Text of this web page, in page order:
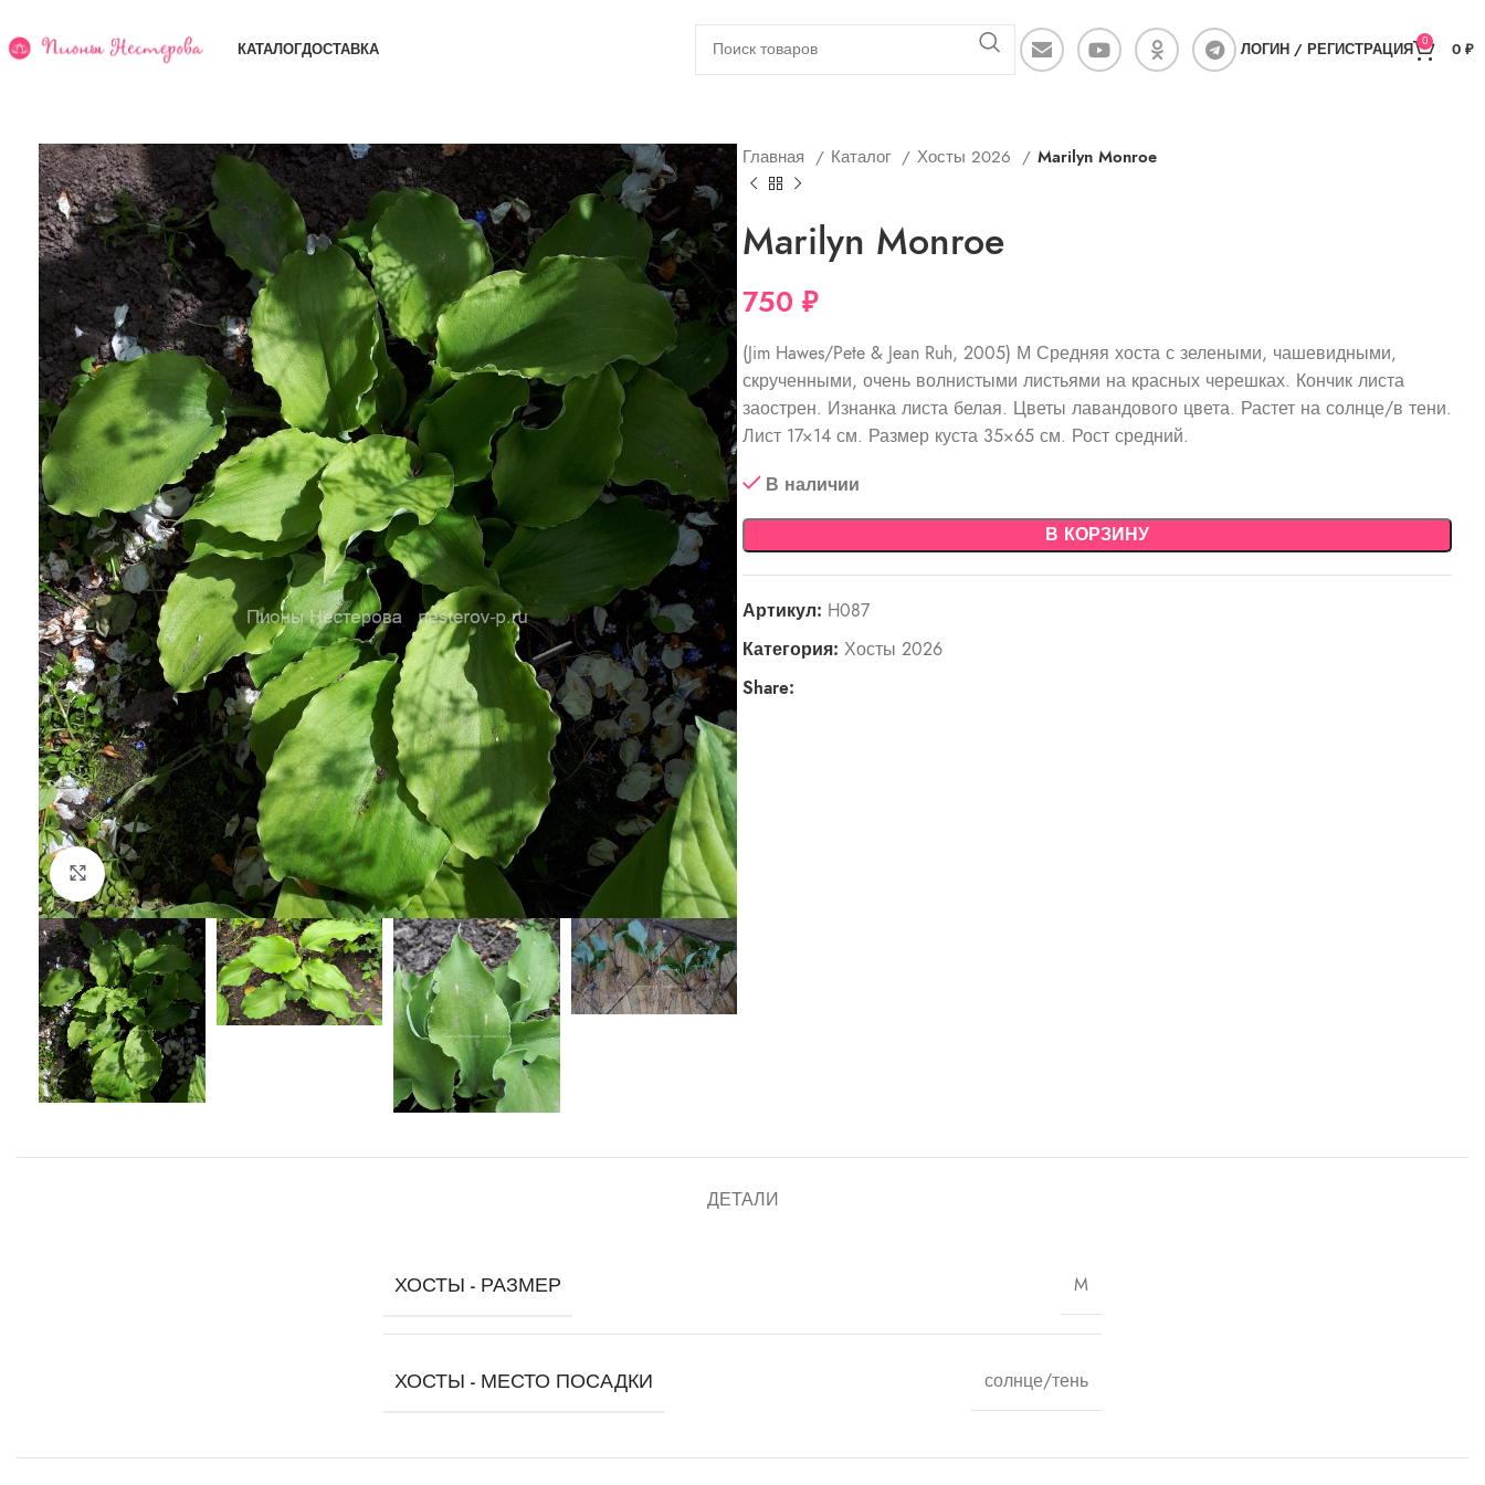
КАТАЛОГДОСТАВКА ЛОГИН / РЕГИСТРАЦИЯ 0 0 ₽
Увеличить
Главная Каталог Хосты 2026 Marilyn Monroe
Marilyn Monroe
750 ₽
(Jim Hawes/Pete & Jean Ruh, 2005) М Средняя хоста с зелеными, чашевидными,
скрученными, очень волнистыми листьями на красных черешках. Кончик листа
заострен. Изнанка листа белая. Цветы лавандового цвета. Растет на солнце/в тени.
Лист 17×14 см. Размер куста 35×65 см. Рост средний.
В наличии
В КОРЗИНУ
Артикул: H087
Категория: Хосты 2026
Share:
ДЕТАЛИ
ХОСТЫ - РАЗМЕР M
ХОСТЫ - МЕСТО ПОСАДКИ солнце/тень